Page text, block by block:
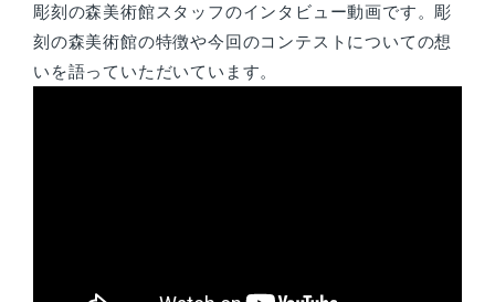
彫刻の森美術館スタッフのインタビュー動画です。彫
刻の森美術館の特徴や今回のコンテストについての想
いを語っていただいています。